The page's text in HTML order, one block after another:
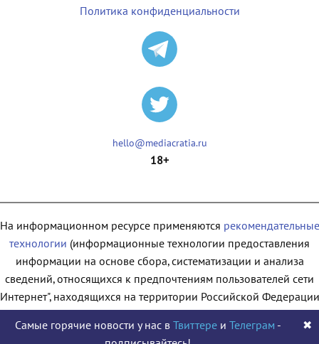
Политика конфиденциальности
hello@mediacratia.ru
18+
На информационном ресурсе применяются рекомендательные
технологии (информационные технологии предоставления
информации на основе сбора, систематизации и анализа
сведений, относящихся к предпочтениям пользователей сети
находящихся на территории Российской
Самые горячие новости у нас в Твиттереи Телеграм -
✖